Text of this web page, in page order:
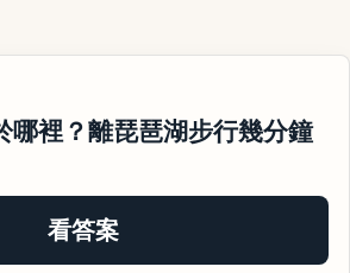
哪裡？離琵琶湖步行幾分鐘
看答案